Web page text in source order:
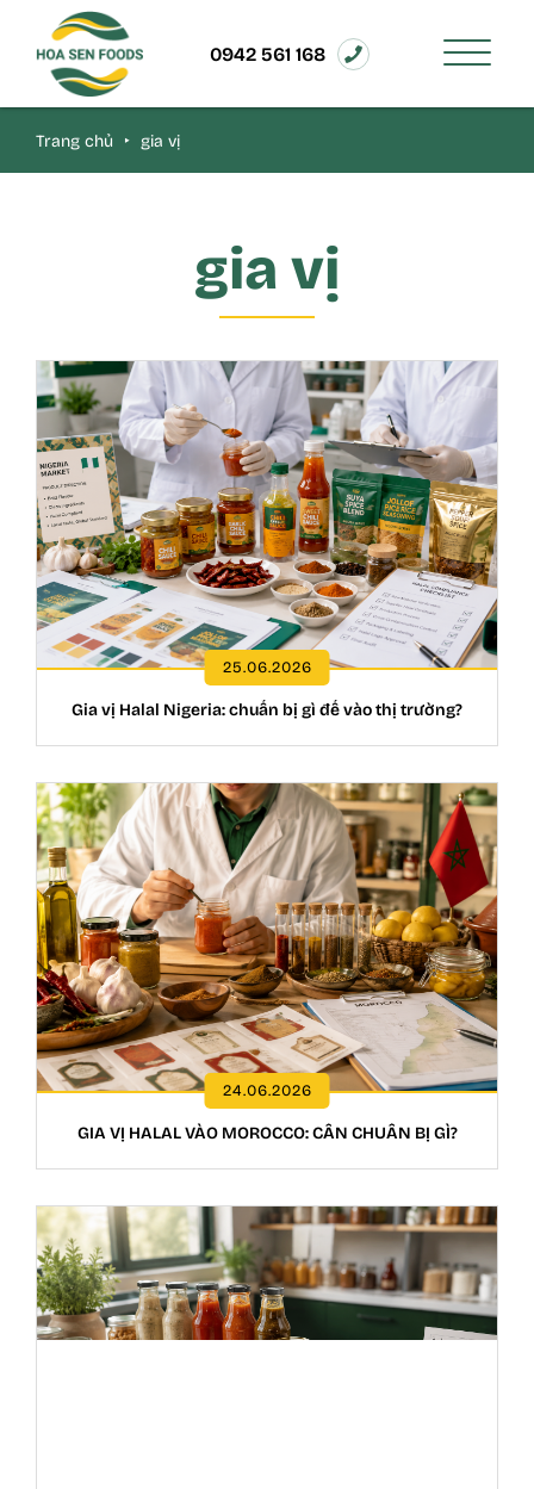
0942 561 168
Trang chủ ‣ gia vị
gia vị
25.06.2026
Gia vị Halal Nigeria: chuẩn bị gì để vào thị trường?
24.06.2026
GIA VỊ HALAL VÀO MOROCCO: CẦN CHUẨN BỊ GÌ?